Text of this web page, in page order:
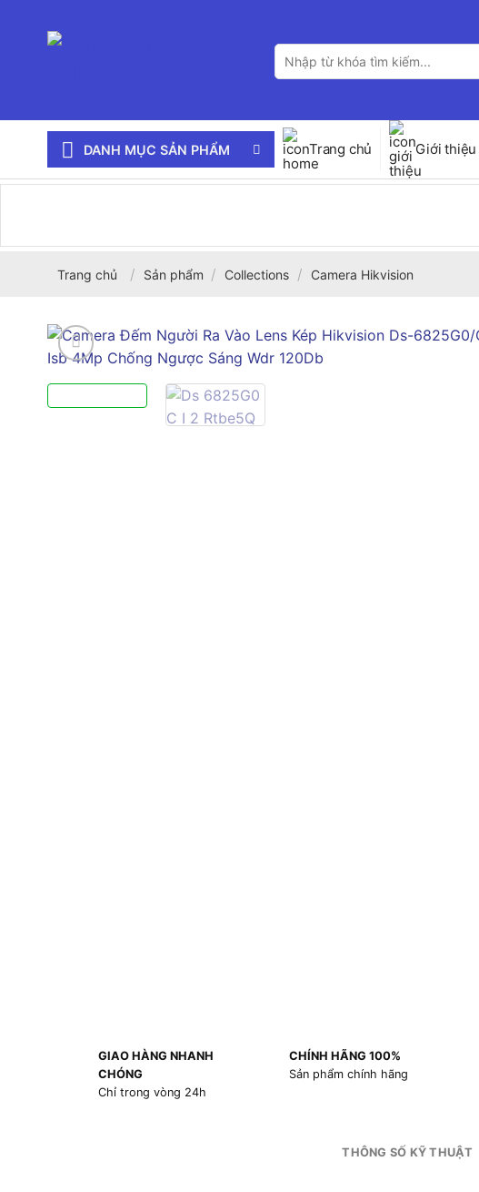
Tìm
kiếm:
DANH MỤC SẢN PHẨM Trang chủ Giới thiệu
Trang chủ / Sản phẩm / Collections / Camera Hikvision
GIAO HÀNG NHANH
CHÓNG
Chỉ trong vòng 24h
CHÍNH HÃNG 100%
Sản phẩm chính hãng
THÔNG SỐ KỸ THUẬT